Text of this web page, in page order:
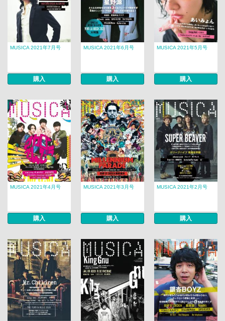
MUSICA 2021年7月号
購入
MUSICA 2021年6月号
購入
MUSICA 2021年5月号
購入
MUSICA 2021年4月号
購入
MUSICA 2021年3月号
購入
MUSICA 2021年2月号
購入